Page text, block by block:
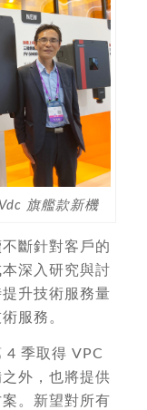
旗艦款新機
斷針對客戶的
深入研究與討
升技術服務量
服務。
4 季取得 VPC
外，也將提供
。新望對所有